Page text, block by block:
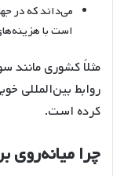
می‌داند که در
است با
مثلاً کشوری مانند
روابط بین‌المللی
کرده است.
چرا میانه‌روی